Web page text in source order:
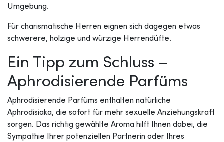
Umgebung.
Für charismatische Herren eignen sich dagegen etwas
schwerere, holzige und würzige Herrendüfte.
Ein Tipp zum Schluss –
Aphrodisierende Parfüms
Aphrodisierende Parfüms enthalten natürliche
Aphrodisiaka, die sofort für mehr sexuelle Anziehungskraft
sorgen. Das richtig gewählte Aroma hilft Ihnen dabei, die
Sympathie Ihrer potenziellen Partnerin oder Ihres